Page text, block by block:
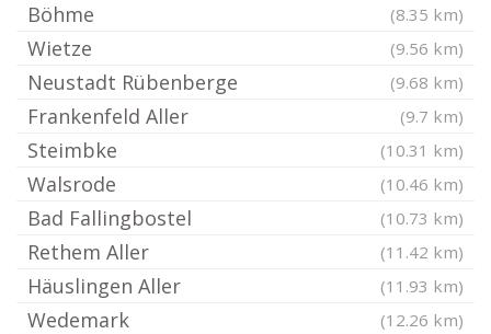
Böhme (8.35 km)
Wietze (9.56 km)
Neustadt Rübenberge (9.68 km)
Frankenfeld Aller (9.7 km)
Steimbke (10.31 km)
Walsrode (10.46 km)
Bad Fallingbostel (10.73 km)
Rethem Aller (11.42 km)
Häuslingen Aller (11.93 km)
Wedemark (12.26 km)